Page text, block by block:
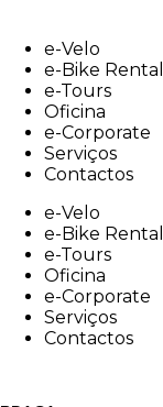
contente-Velo
e-Bike
e-Tours
Oficina
e-Corporate
Serviços
Contactos
e-Velo
e-Bike
e-Tours
Oficina
e-Corporate
Serviços
Contactos